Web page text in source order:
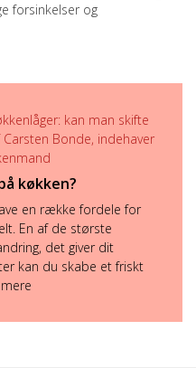
forsinkelser og
køkken?
en række fordele for
En af de største
det giver dit
kan du skabe et friskt